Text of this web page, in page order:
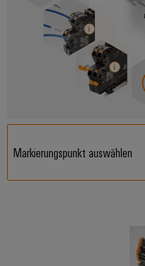
Markierungspunkt auswählen
Hochflexibel